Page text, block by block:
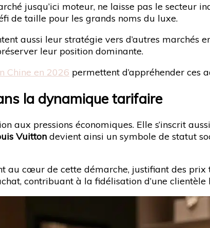
jusqu’ici moteur, ne laisse pas le secteur
de taille pour les grands noms du luxe.
aussi leur stratégie vers d’autres marchés
leur position dominante.
Chine en 2026 permettent d’appréhender ces
la dynamique tarifaire
aux pressions économiques. Elle s’inscrit
Vuitton devient ainsi un symbole de statut
au cœur de cette démarche, justifiant des
contribuant à la fidélisation d’une